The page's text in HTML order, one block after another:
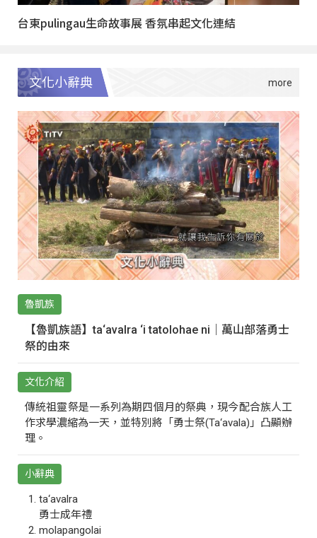
台東pulingau生命故事展 香氛串起文化連結
文化小辭典
魯凱族
【魯凱族語】ta‘avalra ‘i tatolohae ni｜萬山部落勇士
祭的由來
文化介紹
傳統祖靈祭是一系列為期四個月的祭典，現今配合族人工
作求學濃縮為一天，並特別將「勇士祭(Ta‘avala)」凸顯辦
理。
小辭典
ta‘avalra
勇士成年禮
molapangolai